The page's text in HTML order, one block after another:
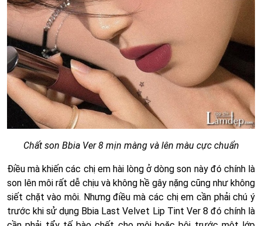
Chất son Bbia Ver 8 mịn màng và lên màu cực chuẩn
Điều mà khiến các chị em hài lòng ở dòng son này đó chính là
son lên môi rất dễ chịu và không hề gây nặng cũng như không
siết chặt vào môi. Nhưng điều mà các chị em cần phải chú ý
trước khi sử dụng Bbia Last Velvet Lip Tint Ver 8 đó chính là